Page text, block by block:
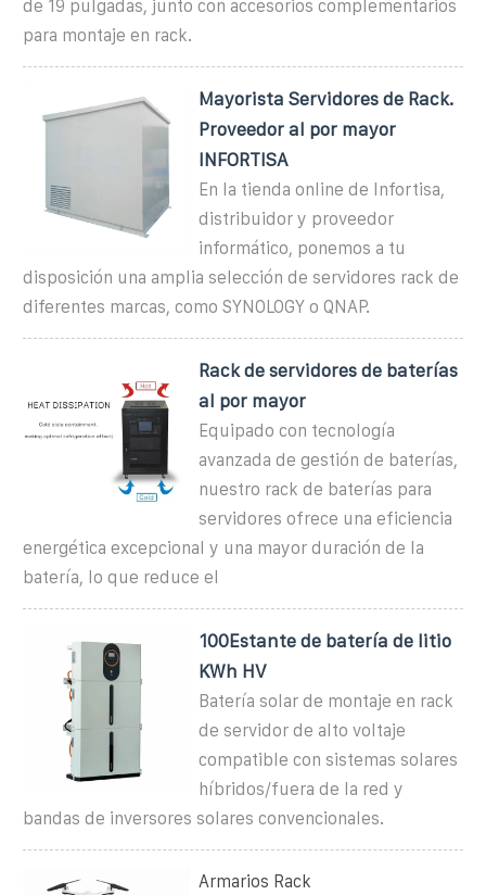
de 19 pulgadas, junto con accesorios complementarios
para montaje en rack.
Mayorista Servidores de Rack.
Proveedor al por mayor
INFORTISA
En la tienda online de Infortisa,
distribuidor y proveedor
informático, ponemos a tu
disposición una amplia selección de servidores rack de
diferentes marcas, como SYNOLOGY o QNAP.
Rack de servidores de baterías
al por mayor
Equipado con tecnología
avanzada de gestión de baterías,
nuestro rack de baterías para
servidores ofrece una eficiencia
energética excepcional y una mayor duración de la
batería, lo que reduce el
100Estante de batería de litio
KWh HV
Batería solar de montaje en rack
de servidor de alto voltaje
compatible con sistemas solares
híbridos/fuera de la red y
bandas de inversores solares convencionales.
Armarios Rack